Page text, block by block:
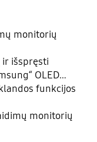
monitorių
išspręsti
OLED
funkcijos
monitorių